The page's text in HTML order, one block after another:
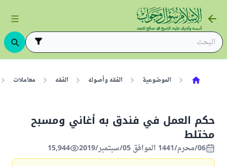
الموضوعية الفقه وأصوله الفقه معاملات
حكم العمل في فندق به أغاني ومسبح
مختلط
06/محرم/1441 الموافق 05/سبتمبر/2019 15,944